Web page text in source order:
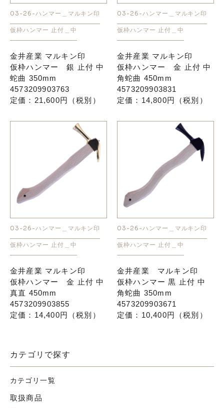
03-26-ハンマー＿マルキン印
仮枠ハンマー 止付＿中
金井産業 マルキン印
仮枠ハンマー 銀 止付 中
蛇曲 350mm
4573209903763
定価：21,600円（税別）
03-26-ハンマー＿マルキン印
仮枠ハンマー 止付＿中
金井産業 マルキン印
仮枠ハンマー 金 止付 中
角蛇曲 450mm
4573209903831
定価：14,800円（税別）
03-26-ハンマー＿マルキン印
仮枠ハンマー 止付＿中
金井産業 マルキン印
仮枠ハンマー 金 止付 中
真直 450mm
4573209903855
定価：14,400円（税別）
03-26-ハンマー＿マルキン印
仮枠ハンマー 止付＿中
金井産業 マルキン印
仮枠ハンマー 黒 止付 中
角蛇曲 350mm
4573209903671
定価：10,400円（税別）
カテゴリで探す
カテゴリ一覧
取扱商品